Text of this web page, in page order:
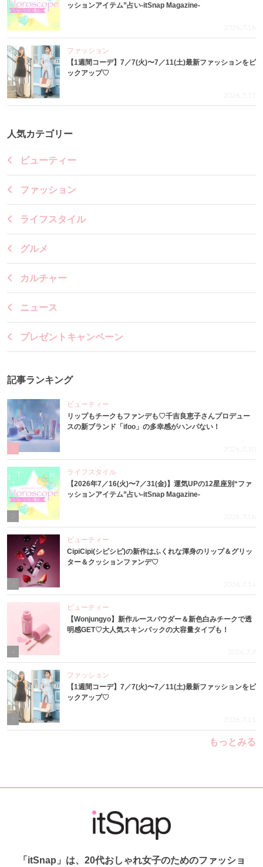
ッションアイテム”占い-itSnap Magazine-
2026.7.16
ファッション
【1週間コーデ】7／7(火)〜7／11(土)最新ファッションをピ
ックアップ♡
2026.7.15
人気カテゴリー
ビューティー
ファッション
ライフスタイル
グルメ
カルチャー
ニュース
プレゼントキャンペーン
記事ランキング
ビューティー
リップもチークもファンデも♡千吉良恵子さんプロデュー
スの新ブランド「ifoo」の多幸感がハンパない！
2026.7.10
ライフスタイル
【2026年7／16(火)〜7／31(金)】運気UPの12星座別“ファ
ッションアイテム”占い-itSnap Magazine-
2026.7.16
3
ビューティー
CipiCipi(シピシピ)の新作はふくれな渾身のリップ＆グリッ
ター＆クッションファンデ♡
2026.7.14
4
ビューティー
【Wonjungyo】新作ルースパウダー＆新色白みチークで透
明感GET♡大人気スキンパックの大容量タイプも！
2026.7.9
ファッション
【1週間コーデ】7／7(火)〜7／11(土)最新ファッションをピ
ックアップ♡
2026.7.15
もっとみる
「itSnap」は、20代おしゃれ女子のためのファッショ